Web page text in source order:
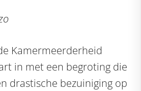
Kamermeerderheid
in met een begroting die
drastische bezuiniging op